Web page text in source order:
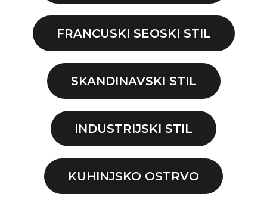
FRANCUSKI SEOSKI STIL
SKANDINAVSKI STIL
INDUSTRIJSKI STIL
KUHINJSKO OSTRVO